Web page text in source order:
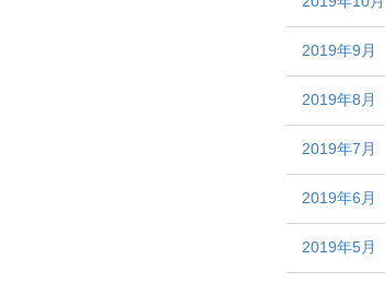
2019年9月
2019年8月
2019年7月
2019年6月
2019年5月